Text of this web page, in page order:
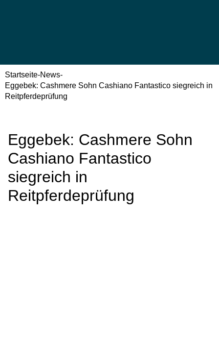
Startseite-News-
Eggebek: Cashmere Sohn Cashiano Fantastico siegreich in
Reitpferdeprüfung
Eggebek: Cashmere Sohn
Cashiano Fantastico
siegreich in
Reitpferdeprüfung